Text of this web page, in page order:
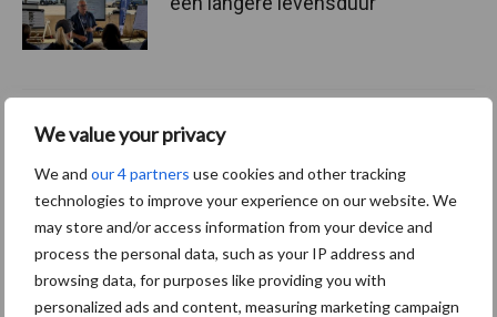
We value your privacy
We and our 4 partners use cookies and other tracking
technologies to improve your experience on our website. We
may store and/or access information from your device and
process the personal data, such as your IP address and
browsing data, for purposes like providing you with
personalized ads and content, measuring marketing campaign
“Vraag naar praktische
hygieneoplossingen is in
Polen groter dan ooit”
Themapagina's